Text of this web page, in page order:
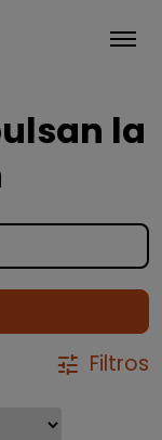
la
tune Filtros